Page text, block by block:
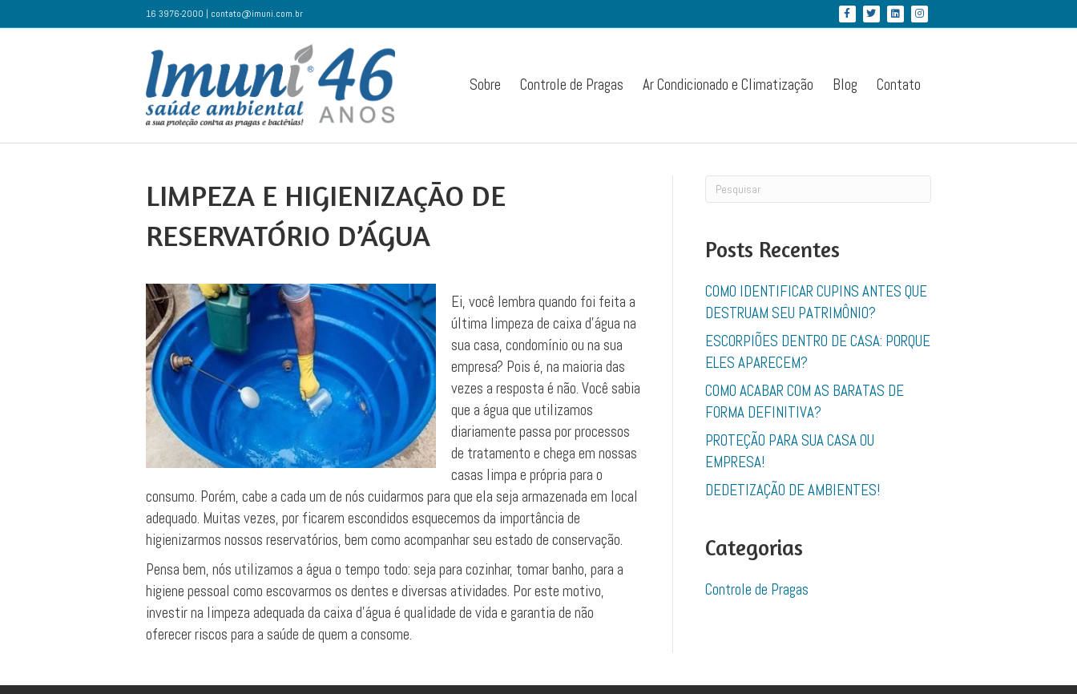
16 3976-2000 | contato@imuni.com.br FacebookTwitter Linkedin
Sobre Controle de Pragas Ar Condicionado e Climatização Blog Contato
LIMPEZA E HIGIENIZAÇÃO DE
RESERVATÓRIO D’ÁGUA
Ei, você lembra quando foi feita a
última limpeza de caixa d’água na
sua casa, condomínio ou na sua
empresa? Pois é, na maioria das
vezes a resposta é não. Você sabia
que a água que utilizamos
diariamente passa por processos
de tratamento e chega em nossas
casas limpa e própria para o
consumo. Porém, cabe a cada um de nós cuidarmos para que ela seja armazenada em local
adequado. Muitas vezes, por ficarem escondidos esquecemos da importância de
higienizarmos nossos reservatórios, bem como acompanhar seu estado de conservação.
Pensa bem, nós utilizamos a água o tempo todo: seja para cozinhar, tomar banho, para a
higiene pessoal como escovarmos os dentes e diversas atividades. Por este motivo,
investir na limpeza adequada da caixa d’água é qualidade de vida e garantia de não
oferecer riscos para a saúde de quem a consome.
Posts Recentes
COMO IDENTIFICAR CUPINS ANTES QUE
DESTRUAM SEU PATRIMÔNIO?
ESCORPIÕES DENTRO DE CASA: PORQUE
ELES APARECEM?
COMO ACABAR COM AS BARATAS DE
FORMA DEFINITIVA?
PROTEÇÃO PARA SUA CASA OU
EMPRESA!
DEDETIZAÇÃO DE AMBIENTES!
Categorias
Controle de Pragas